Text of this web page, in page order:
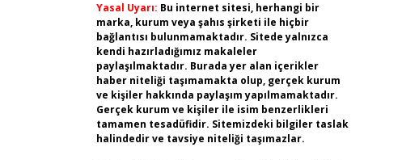
Yasal Uyarı: Bu internet sitesi, herhangi bir
marka, kurum veya şahıs şirketi ile hiçbir
bağlantısı bulunmamaktadır. Sitede yalnızca
kendi hazırladığımız makaleler
paylaşılmaktadır. Burada yer alan içerikler
haber niteliği taşımamakta olup, gerçek kurum
ve kişiler hakkında paylaşım yapılmamaktadır.
Gerçek kurum ve kişiler ile isim benzerlikleri
tamamen tesadüfidir. Sitemizdeki bilgiler taslak
halindedir ve tavsiye niteliği taşımazlar.